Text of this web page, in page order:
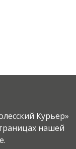
Курьер»
нашей